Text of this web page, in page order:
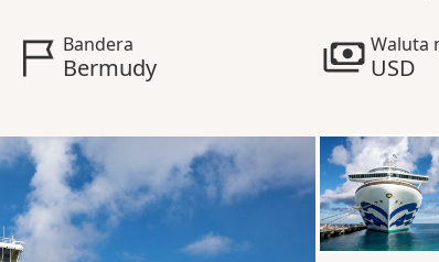
Bandera
Bermudy
Waluta
USD